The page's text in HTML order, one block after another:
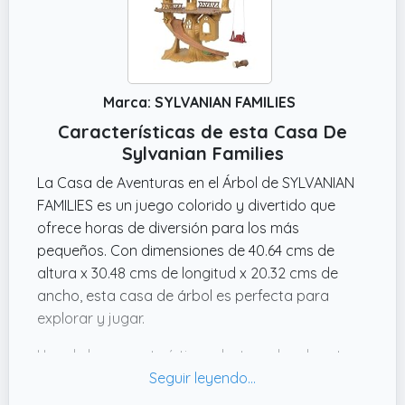
SYLVANIAN FAMILIES es una opción ideal para
brindar horas de entretenimiento y diversión.
Marca: SYLVANIAN FAMILIES
Características de esta Casa De
Sylvanian Families
La Casa de Aventuras en el Árbol de SYLVANIAN
FAMILIES es un juego colorido y divertido que
ofrece horas de diversión para los más
pequeños. Con dimensiones de 40.64 cms de
altura x 30.48 cms de longitud x 20.32 cms de
ancho, esta casa de árbol es perfecta para
explorar y jugar.
Una de las características destacadas de este
producto es que se puede subir a su terraza en